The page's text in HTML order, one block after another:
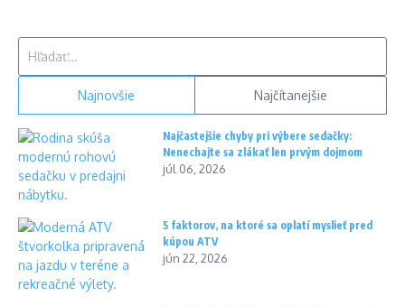
Najnovšie Najčítanejšie
Najčastejšie chyby pri výbere sedačky:
Nenechajte sa zlákať len prvým dojmom
júl 06, 2026
5 faktorov, na ktoré sa oplatí myslieť pred
kúpou ATV
jún 22, 2026